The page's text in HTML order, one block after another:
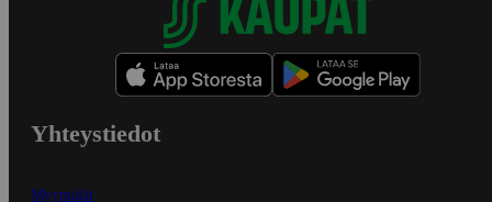
Yhteystiedot
Myymälät